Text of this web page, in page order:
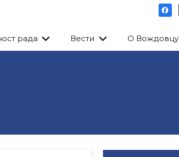
рада Вести О Вождовцу